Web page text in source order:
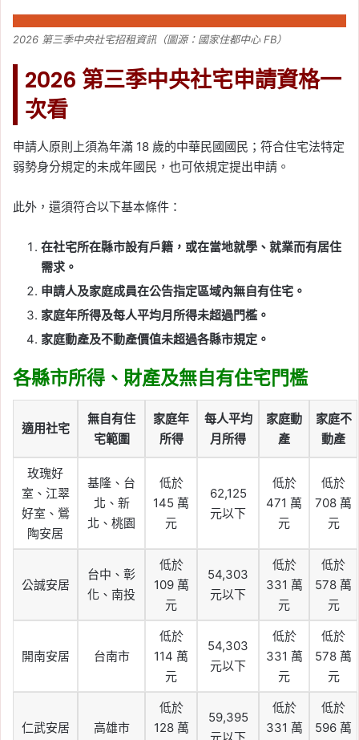
2026 第三季中央社宅招租資訊（圖源：國家住都中心 FB）
2026 第三季中央社宅申請資格一
次看
申請人原則上須為年滿 18 歲的中華民國國民；符合住宅法特定
弱勢身分規定的未成年國民，也可依規定提出申請。
此外，還須符合以下基本條件：
在社宅所在縣市設有戶籍，或在當地就學、就業而有居住
需求。
申請人及家庭成員在公告指定區域內無自有住宅。
家庭年所得及每人平均月所得未超過門檻。
家庭動產及不動產價值未超過各縣市規定。
各縣市所得、財產及無自有住宅門檻
適用社宅
無自有住
宅範圍
家庭年
所得
每人平均
月所得
家庭動
產
家庭不
動產
玫瑰好
室、江翠
好室、鶯
陶安居
基隆、台
北、新
北、桃園
低於
145 萬
元
62,125
元以下
低於
471 萬
元
低於
708 萬
元
公誠安居
台中、彰
化、南投
低於
109 萬
元
54,303
元以下
低於
331 萬
元
低於
578 萬
元
開南安居 台南市
低於
114 萬
元
54,303
元以下
低於
331 萬
元
低於
578 萬
元
仁武安居 高雄市
低於
128 萬
59,395
低於
331 萬
低於
596 萬